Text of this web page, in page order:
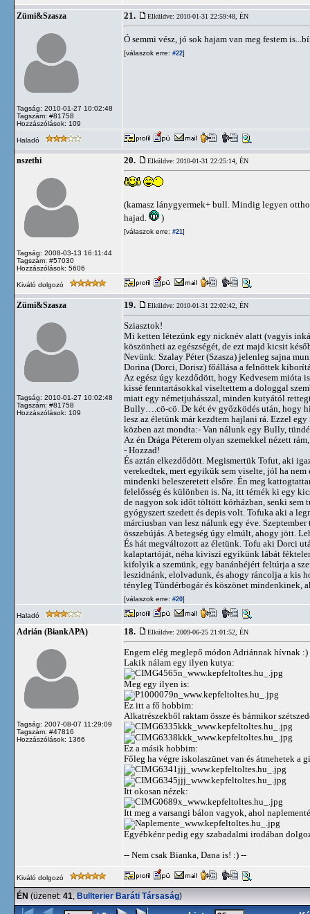
Zümi&Szasza
Tagság: 2010-01-27 10:02:48
Tagszám: #81758
Hozzászólások: 109
21. Elküldve: 2010-01-31 22:59:48, ÉN
Ó semmi vész, jó sok hajam van meg festem
[válaszok erre: #22]
Haladó
nszethi
Tagság: 2008-03-13 16:11:44
Tagszám: #57030
Hozzászólások: 5606
20. Elküldve: 2010-01-31 22:25:14, ÉN
(kamasz lánygyermek+ bull. Mindig legyen
hajad.
)
[válaszok erre: #21]
Kiváló dolgozó
Zümi&Szasza
Tagság: 2010-01-27 10:02:48
Tagszám: #81758
Hozzászólások: 109
19. Elküldve: 2010-01-31 22:02:42, ÉN
Sziasztok!
Mi ketten létezünk egy nicknév alatt (vagyis
köszönheti az egészségét, de ezt majd kicsit
Nevünk: Szalay Péter (Szasza) jelenleg sajna
Dorina (Dorci, Dorisz) főállása a felnőttek
Az egész úgy kezdődött, hogy Kedvesem
kissé fenntartásokkal viseltettem a dologgal
miatt egy németjuhásszal, minden kutyától
Bully….cö-cö. De két év győzködés után, hogy
lesz az életünk már kezdtem hajlani rá. Ezzel
közben azt mondta:- Van nálunk egy Bully,
Az én Drága Péterem olyan szemekkel nézett
- Hozzad!
És aztán elkezdődött. Megismertük Tofut, aki
verekedtek, mert egyikük sem viselte, jól ha
mindenki beleszeretett elsőre. Én meg
felelősség és különben is. Na, itt térnék ki egy
de nagyon sok időt töltött kórházban, senki sem
gyógyszert szedett és depis volt. Tofuka aki a
márciusban van lesz nálunk egy éve.
összebújás. A betegség úgy elmúlt, ahogy jött.
És hát megváltozott az életünk. Tofu aki Dorci
kalaptartóját, néha kiviszi egyikünk lábát
kifolyik a szemünk, egy banánhéjért feltúrja a
leszidnánk, elolvadunk, és ahogy ráncolja a kis
tényleg Tündérbogár és köszönet mindenkinek,
[válaszok erre: #20]
Haladó
Adrián (BiankAPA)
Tagság: 2007-08-07 11:29:09
Tagszám: #47816
Hozzászólások: 1366
18. Elküldve: 2009-06-25 21:01:52, ÉN
Engem elég meglepő módon Adriánnak hívnak
Lakik nálam egy ilyen kutya:
Meg egy ilyen is:
Ez itt a fő hobbim:
Alkatrészekből raktam össze és bármikor
Ez a másik hobbim:
Főleg ha végre iskolaszünet van és átmehetek a
Itt okosan nézek:
Itt meg a varsangi bálon vagyok, ahol
Egyébkénr pedig egy szabadalmi irodában
-- Nem csak Bianka, Dana is! :) --
Kiváló dolgozó
ÉN (üzenet: 41, Bullterier Baráti Társaság)